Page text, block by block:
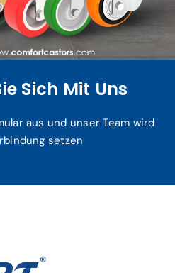
Sich Mit Uns
aus und unser Team wird
setzen